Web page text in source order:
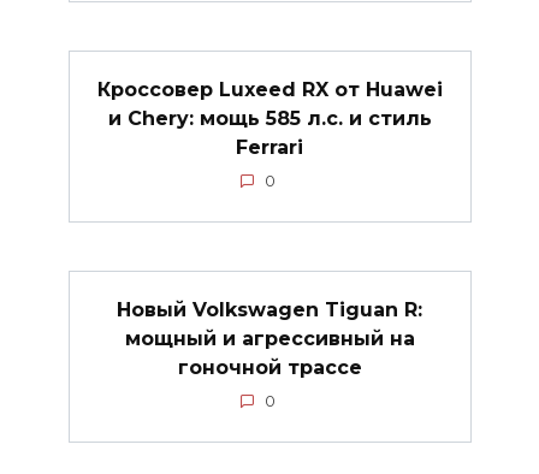
Кроссовер Luxeed RX от Huawei
и Chery: мощь 585 л.с. и стиль
Ferrari
0
Новый Volkswagen Tiguan R:
мощный и агрессивный на
гоночной трассе
0